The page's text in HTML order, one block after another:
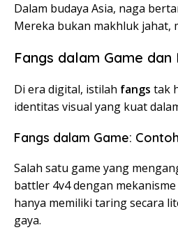
Dalam budaya Asia, naga
Mereka bukan makhluk jahat,
Fangs dalam Game dan
Di era digital, istilah fangs tak
identitas visual yang kuat
Fangs dalam Game:
Salah satu game yang
battler 4v4 dengan
hanya memiliki taring secara
gaya.